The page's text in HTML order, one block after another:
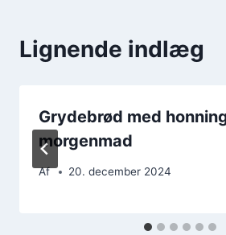
Lignende indlæg
Grydebrød med
morgenmad
Af 20. december 2024